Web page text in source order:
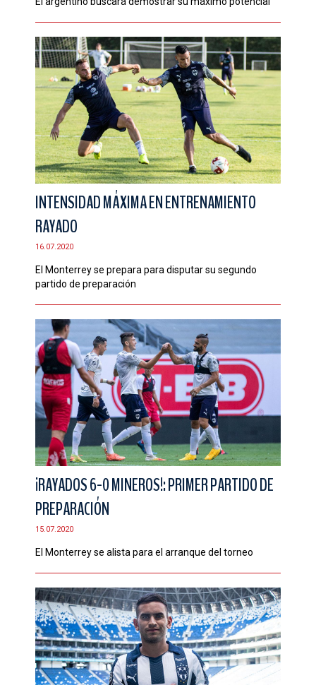
INTENSIDAD MÁXIMA EN ENTRENAMIENTO
RAYADO
16.07.2020
El Monterrey se prepara para disputar su segundo
partido de preparación
¡RAYADOS 6-0 MINEROS!: PRIMER PARTIDO DE
PREPARACIÓN
15.07.2020
El Monterrey se alista para el arranque del torneo